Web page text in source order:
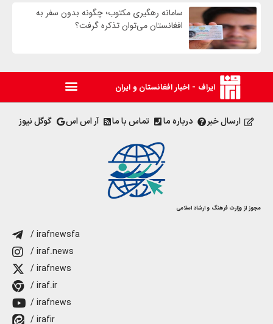
سامانه رهگیری مکتوب؛ چگونه بدون سفر به
افغانستان می‌توان تذکره گرفت؟
ایراف - اخبار افغانستان و ایران
ارسال خبر درباره ما تماس با ما آر اس اس گوگل نیوز
مجوز از وزارت فرهنگ و ارشاد اسلامی
/ irafnewsfa
/ iraf.news
/ irafnews
/ iraf.ir
/ irafnews
/ irafir